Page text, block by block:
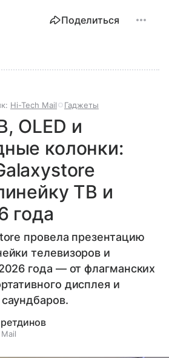
Поделиться
Hi-Tech Mail Гаджеты
OLED и
колонки:
ТВ и
года
провела презентацию
телевизоров и
года — от флагманских
дисплея и